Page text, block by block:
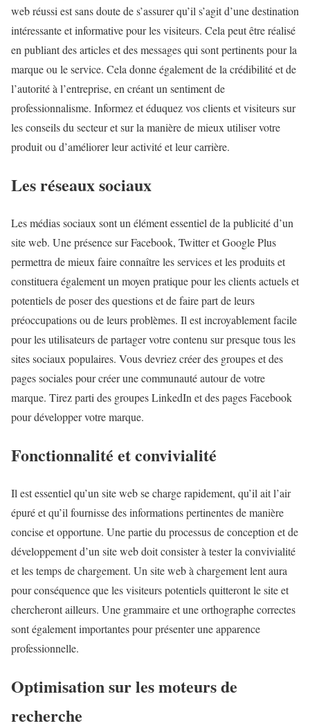
web réussi est sans doute de s’assurer qu’il s’agit d’une destination
intéressante et informative pour les visiteurs. Cela peut être réalisé
en publiant des articles et des messages qui sont pertinents pour la
marque ou le service. Cela donne également de la crédibilité et de
l’autorité à l’entreprise, en créant un sentiment de
professionnalisme. Informez et éduquez vos clients et visiteurs sur
les conseils du secteur et sur la manière de mieux utiliser votre
produit ou d’améliorer leur activité et leur carrière.
Les réseaux sociaux
Les médias sociaux sont un élément essentiel de la publicité d’un
site web. Une présence sur Facebook, Twitter et Google Plus
permettra de mieux faire connaître les services et les produits et
constituera également un moyen pratique pour les clients actuels et
potentiels de poser des questions et de faire part de leurs
préoccupations ou de leurs problèmes. Il est incroyablement facile
pour les utilisateurs de partager votre contenu sur presque tous les
sites sociaux populaires. Vous devriez créer des groupes et des
pages sociales pour créer une communauté autour de votre
marque. Tirez parti des groupes LinkedIn et des pages Facebook
pour développer votre marque.
Fonctionnalité et convivialité
Il est essentiel qu’un site web se charge rapidement, qu’il ait l’air
épuré et qu’il fournisse des informations pertinentes de manière
concise et opportune. Une partie du processus de conception et de
développement d’un site web doit consister à tester la convivialité
et les temps de chargement. Un site web à chargement lent aura
pour conséquence que les visiteurs potentiels quitteront le site et
chercheront ailleurs. Une grammaire et une orthographe correctes
sont également importantes pour présenter une apparence
professionnelle.
Optimisation sur les moteurs de
recherche